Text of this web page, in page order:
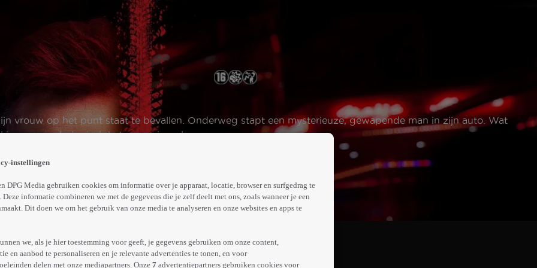
vrouw op het punt staat te bevallen. Onderweg stapt een mysterieuze, gewapende man in zijn auto. Wat
in een psychologisch kat-en-muisspel.
Trailer
Meer
info
instellingen
DPG Media gebruiken cookies om informatie over je apparaat, locatie, browser en surfgedrag te
Deze informatie combineren we met de gegevens die je zelf deelt met ons, zoals wanneer je een
Dit doen we om het gebruik van onze media te analyseren en onze websites en apps te
we, als je hier toestemming voor geeft, je gegevens gebruiken om onze content,
en aanbod te personaliseren en je relevante advertenties te tonen, en voor
delen met onze mediapartners. Onze 7 advertentiepartners gebruiken cookies voor